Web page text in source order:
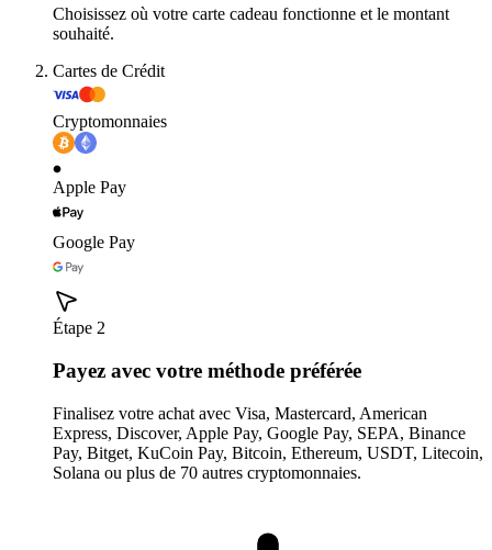
Choisissez où votre carte cadeau fonctionne et le montant
souhaité.
Cartes de Crédit
Cryptomonnaies
Apple Pay
Google Pay
Étape 2
Payez avec votre méthode préférée
Finalisez votre achat avec Visa, Mastercard, American
Express, Discover, Apple Pay, Google Pay, SEPA, Binance
Pay, Bitget, KuCoin Pay, Bitcoin, Ethereum, USDT, Litecoin,
Solana ou plus de 70 autres cryptomonnaies.